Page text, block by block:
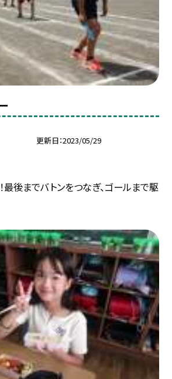
更新日 2023/05/29
最後までバトンをつなぎ、ゴールまで駆